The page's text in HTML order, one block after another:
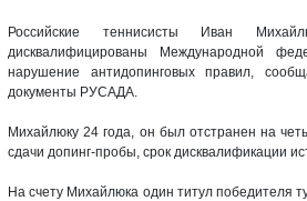
Российские теннисисты Иван
дисквалифицированы Международной
нарушение антидопинговых правил,
документы РУСАДА.
Михайлюку 24 года, он был отстранен на
сдачи допинг-пробы, срок дисквалификации
На счету Михайлюка один титул победителя